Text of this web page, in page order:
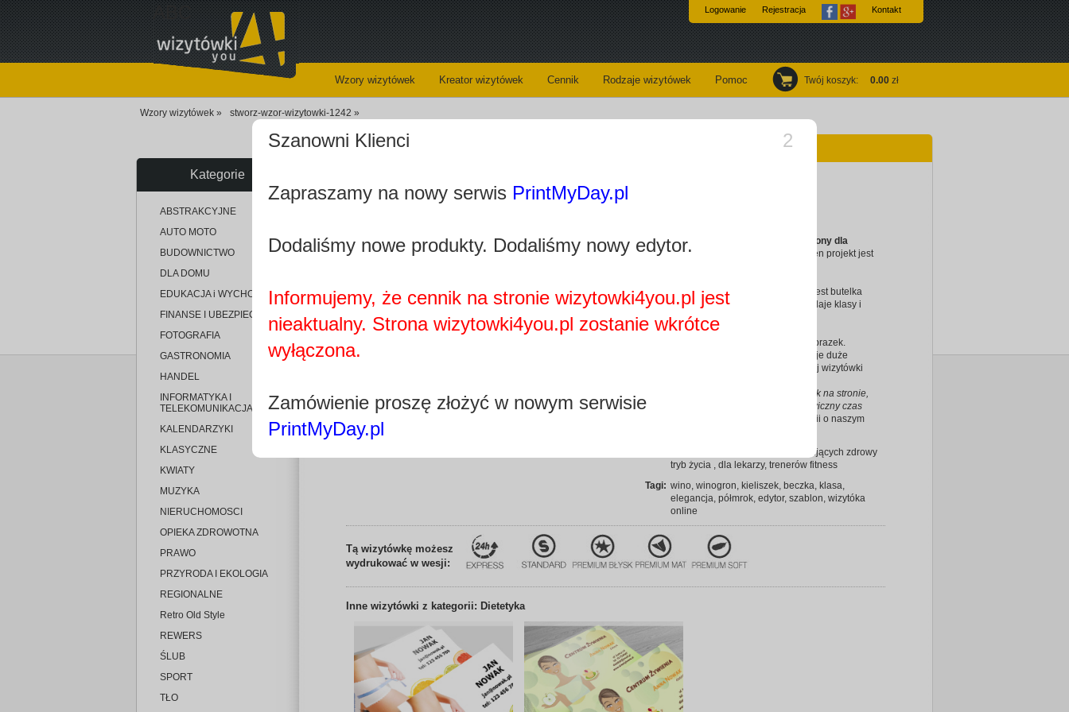
Wzory wizytówek Kreator wizytówek Cennik Rodzaje wizytówek Pomoc
Logowanie Rejestracja Kontakt
Twój koszyk: 0.00 zł
Wzory wizytówek » stworz-wzor-wizytowki-1242 »
Kategorie
ABSTRAKCYJNE
AUTO MOTO
BUDOWNICTWO
DLA DOMU
EDUKACJA i WYCHOWANIE
FINANSE I UBEZPIECZENIA
FOTOGRAFIA
GASTRONOMIA
HANDEL
INFORMATYKA I
TELEKOMUNIKACJA
KALENDARZYKI
KLASYCZNE
KWIATY
MUZYKA
NIERUCHOMOSCI
OPIEKA ZDROWOTNA
PRAWO
PRZYRODA I EKOLOGIA
REGIONALNE
Retro Old Style
REWERS
ŚLUB
SPORT
TŁO
ABC
Edytuj wizytówkę
Wizytówki - opis: Wytworny
wzór wizytówki stworzony dla
profesjonalistów
i ludzi z klasą, ten projekt jest
Szablon, na którym widoczna jest butelka
dobrego wina i kiść winogron, dodaje klasy i
profesjonalizmu.
Aby edytować wzór, kliknij w obrazek.
Otworzysz kreator online, który daje duże
możliwości przy tworzeniu własnej wizytówki
Piękne wizytówki, dokładnie jak na stronie,
dobra jakość wykonania i błyskawiczny czas
- jedna z opinii o naszym
dla dietetyków oraz ludzi propagujących zdrowy
tryb życia , dla lekarzy, trenerów fitness
Tagi: wino, winogron, kieliszek, beczka, klasa,
elegancja, półmrok, edytor, szablon, wizytóka
online
Tą wizytówkę możesz
wydrukować w wesji:
Inne wizytówki z kategorii: Dietetyka
2
Szanowni Klienci
Zapraszamy na nowy serwis PrintMyDay.pl
Dodaliśmy nowe produkty. Dodaliśmy nowy edytor.
Informujemy, że cennik na stronie wizytowki4you.pl jest
nieaktualny. Strona wizytowki4you.pl zostanie wkrótce
wyłączona.
Zamówienie proszę złożyć w nowym serwisie
PrintMyDay.pl